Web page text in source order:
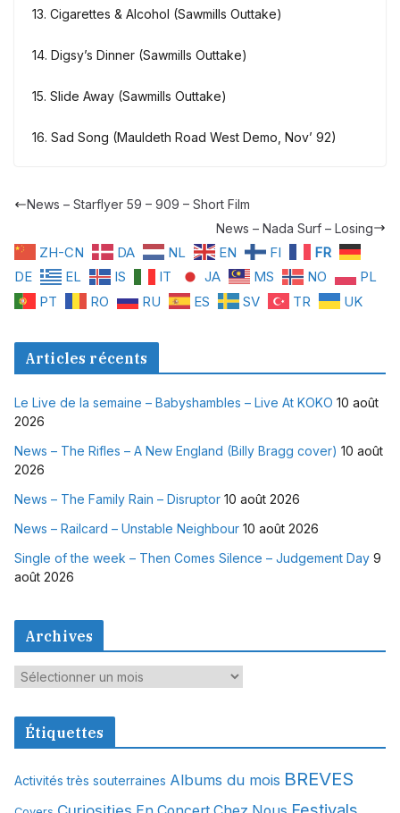
13. Cigarettes & Alcohol (Sawmills Outtake)
14. Digsy’s Dinner (Sawmills Outtake)
15. Slide Away (Sawmills Outtake)
16. Sad Song (Mauldeth Road West Demo, Nov’ 92)
News – Starflyer 59 – 909 – Short Film
News – Nada Surf – Losing
ZH-CN DA NL EN FI
FR
DE
EL IS IT JA MS NO
PL
PT
RO RU ES SV TR UK
Articles récents
Le Live de la semaine – Babyshambles – Live At KOKO 10 août
2026
News – The Rifles – A New England (Billy Bragg cover) 10 août
2026
News – The Family Rain – Disruptor 10 août 2026
News – Railcard – Unstable Neighbour 10 août 2026
Single of the week – Then Comes Silence – Judgement Day 9
août 2026
Archives
A
c
v
e
Étiquettes
Activités très souterraines Albums du mois BREVES